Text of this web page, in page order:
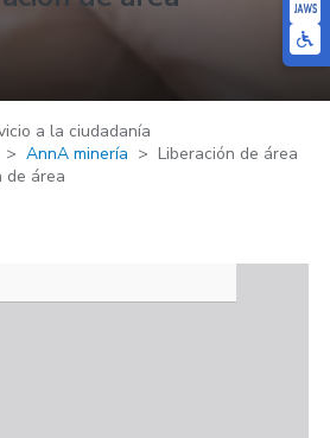
a la ciudadanía
AnnA minería
Liberación de área
de área